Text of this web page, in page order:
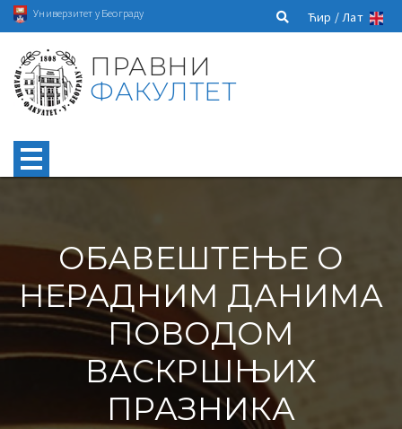
Универзитет у Београду Ћир /Лат
ПРАВНИ
ФАКУЛТЕТ
ОБАВЕШТЕЊЕ О
НЕРАДНИМ ДАНИМА
ПОВОДОМ
ВАСКРШЊИХ
ПРАЗНИКА